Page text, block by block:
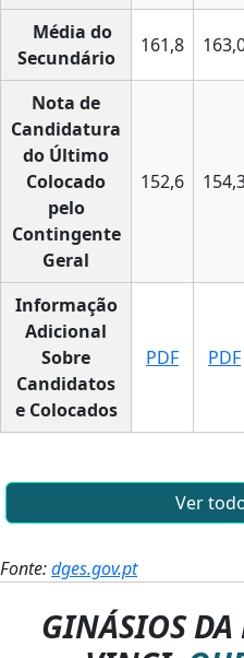
Média do
Secundário
161,8
Nota de
Candidatura
do Último
Colocado
pelo
Contingente
Geral
152,6
Informação
Adicional
Sobre
Candidatos
e Colocados
PDF PDF
Ver
Fonte:dges.gov.pt
GINÁSIOS DA